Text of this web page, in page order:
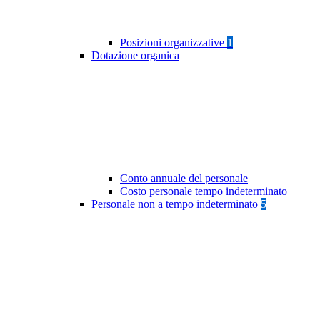
Posizioni organizzative 1
Dotazione organica
Conto annuale del personale
Costo personale tempo indeterminato
Personale non a tempo indeterminato 5